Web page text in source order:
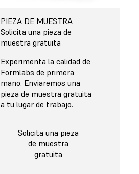
PIEZA DE MUESTRA
Solicita una pieza de
muestra gratuita
Experimenta la calidad de
Formlabs de primera
mano. Enviaremos una
pieza de muestra gratuita
a tu lugar de trabajo.
Solicita una pieza
de muestra
gratuita